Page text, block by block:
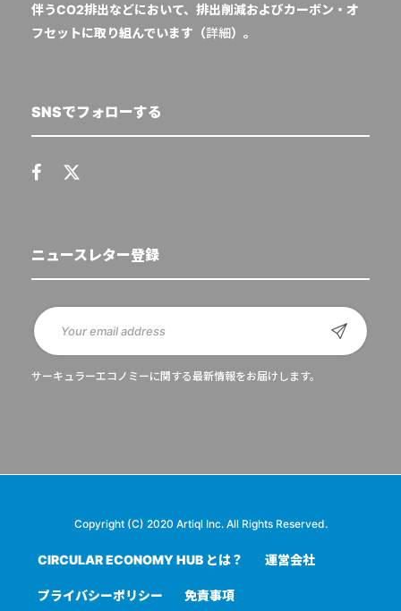
伴うCO2排出などにおいて、排出削減およびカーボン・オ
フセットに取り組んでいます（詳細）。
SNSでフォローする
ニュースレター登録
サーキュラーエコノミーに関する最新情報をお届けします。
Copyright (C) 2020 Artiql Inc. All Rights Reserved.
CIRCULAR ECONOMY HUB とは？ 運営会社
プライバシーポリシー 免責事項